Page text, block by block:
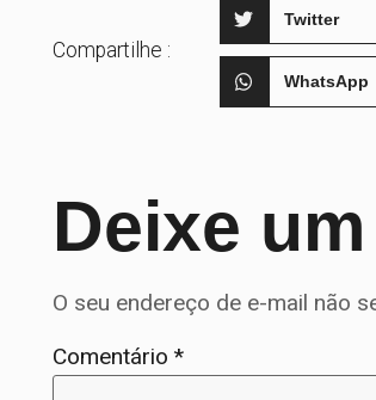
Compartilhe :
Twitter
WhatsApp
Deixe
O seu endereço de e-mail não
Comentário*